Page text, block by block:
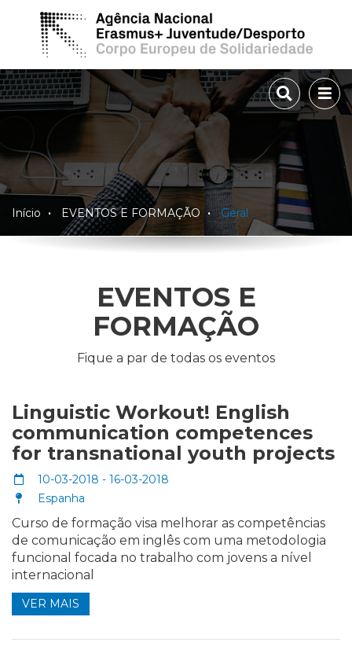
TOGGLE
Início EVENTOS E FORMAÇÃO Geral
EVENTOS E
FORMAÇÃO
Fique a par de todas os eventos
Linguistic Workout! English
communication competences
for transnational youth projects
10-03-2018 - 16-03-2018
Espanha
Curso de formação visa melhorar as competências
de comunicação em inglês com uma metodologia
funcional focada no trabalho com jovens a nível
internacional
VER MAIS